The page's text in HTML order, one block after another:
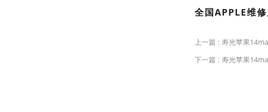
全国APPLE维
上一篇 : 寿光苹果
下一篇 : 寿光苹果